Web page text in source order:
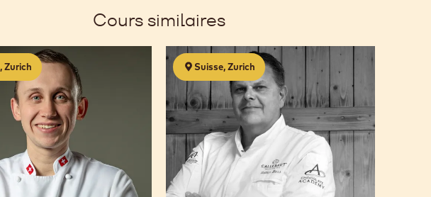
window.window.window.
Cours similaires
Zurich Suisse, Zurich
Schaustück
Kurs
Lernende
2026
/
Kurs